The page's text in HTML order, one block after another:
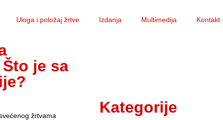
Uloga i položaj žrtve Izdanja Multimedija Kontakt
je sa
žrtvama
Kategorije